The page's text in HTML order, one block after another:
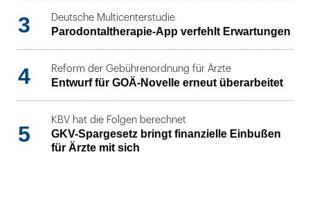
3 Deutsche Multicenterstudie
Parodontaltherapie-App verfehlt Erwartungen
4 Reform der Gebührenordnung für Ärzte
Entwurf für GOÄ-Novelle erneut überarbeitet
5
KBV hat die Folgen berechnet
GKV-Spargesetz bringt finanzielle Einbußen
für Ärzte mit sich